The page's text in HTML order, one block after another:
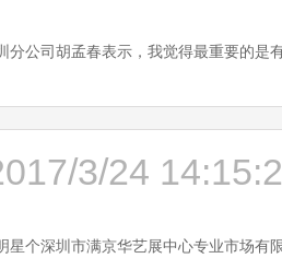
分公司胡孟春表示，我觉得最重要的
3/24
星个深圳市满京华艺展中心专业市场